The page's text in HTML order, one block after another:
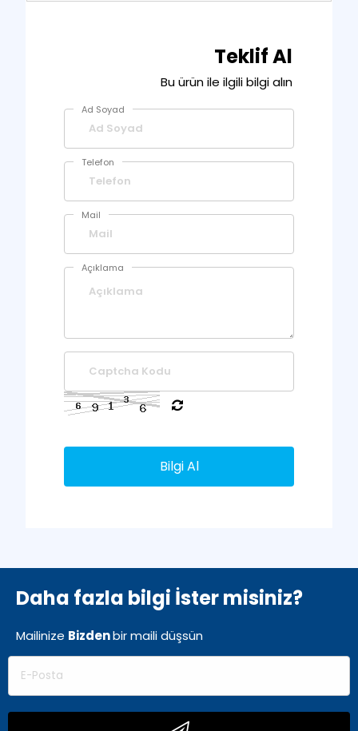
Teklif Al
Bu ürün ile ilgili bilgi alın
Ad Soyad
Telefon
Mail
Açıklama
Bilgi Al
Daha fazla bilgi İster misiniz?
Mailinize Bizdenbirmaili düşsün